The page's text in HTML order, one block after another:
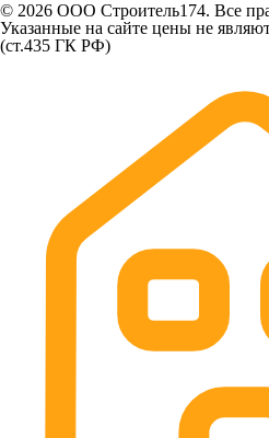
© 2026 ООО Строитель174. Все
Указанные на сайте цены не
(ст.435 ГК РФ)